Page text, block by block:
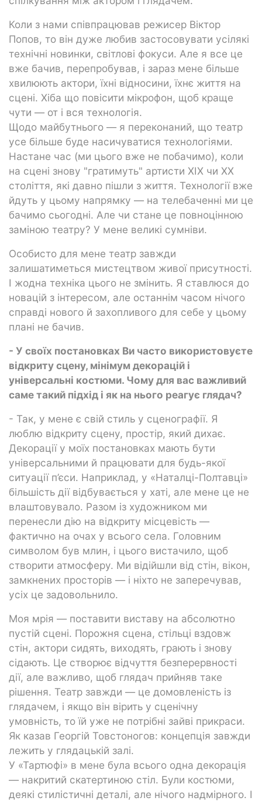
Коли з нами співпрацював режисер Віктор
Попов, то він дуже любив застосовувати усілякі
технічні новинки, світлові фокуси. Але я все це
вже бачив, перепробував, і зараз мене більше
хвилюють актори, їхні відносини, їхнє життя на
сцені. Хіба що повісити мікрофон, щоб краще
чути — от і вся технологія.
Щодо майбутнього — я переконаний, що театр
усе більше буде насичуватися технологіями.
Настане час (ми цього вже не побачимо), коли
на сцені знову "гратимуть" артисти XIX чи XX
століття, які давно пішли з життя. Технології вже
йдуть у цьому напрямку — на телебаченні ми це
бачимо сьогодні. Але чи стане це повноцінною
заміною театру? У мене великі сумніви.
Особисто для мене театр завжди
залишатиметься мистецтвом живої присутності.
І жодна техніка цього не змінить. Я ставлюся до
новацій з інтересом, але останнім часом нічого
справді нового й захопливого для себе у цьому
плані не бачив.
- У своїх постановках Ви часто використовуєте
відкриту сцену, мінімум декорацій і
універсальні костюми. Чому для вас важливий
саме такий підхід і як на нього реагує глядач?
- Так, у мене є свій стиль у сценографії. Я
люблю відкриту сцену, простір, який дихає.
Декорації у моїх постановках мають бути
універсальними й працювати для будь-якої
ситуації п’єси. Наприклад, у «Наталці-Полтавці»
більшість дії відбувається у хаті, але мене це не
влаштовувало. Разом із художником ми
перенесли дію на відкриту місцевість —
фактично на очах у всього села. Головним
символом був млин, і цього вистачило, щоб
створити атмосферу. Ми відійшли від стін, вікон,
замкнених просторів — і ніхто не заперечував,
усіх це задовольнило.
Моя мрія — поставити виставу на абсолютно
пустій сцені. Порожня сцена, стільці вздовж
стін, актори сидять, виходять, грають і знову
сідають. Це створює відчуття безперервності
дії, але важливо, щоб глядач прийняв таке
рішення. Театр завжди — це домовленість із
глядачем, і якщо він вірить у сценічну
умовність, то їй уже не потрібні зайві прикраси.
Як казав Георгій Товстоногов: концепція завжди
лежить у глядацькій залі.
У «Тартюфі» в мене була всього одна декорація
— накритий скатертиною стіл. Були костюми,
деякі стилістичні деталі, але нічого надмірного. І